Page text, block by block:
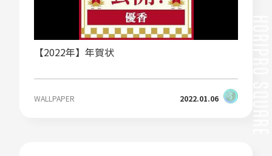
【2022年】年賀状
WALLPAPER 2022.01.06